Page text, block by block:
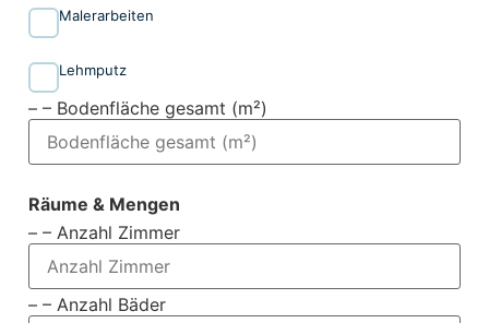
Malerarbeiten
Lehmputz
– – Bodenfläche gesamt (m²)
Räume & Mengen
– – Anzahl Zimmer
– – Anzahl Bäder